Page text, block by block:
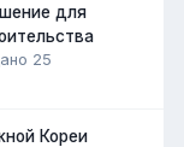
для
25
Кореи